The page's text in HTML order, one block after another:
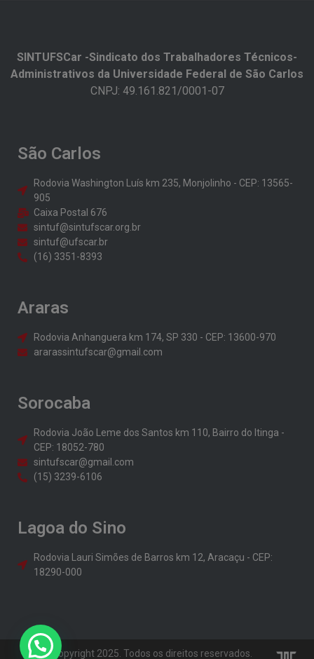
SINTUFSCar -Sindicato dos Trabalhadores Técnicos-
Administrativos da Universidade Federal de São Carlos​
CNPJ: 49.161.821/0001-07
São Carlos
Rodovia Washington Luís km 235, Monjolinho - CEP: 13565-
905
Caixa Postal 676
sintuf@sintufscar.org.br
sintuf@ufscar.br
(16) 3351-8393
Araras
Rodovia Anhanguera km 174, SP 330 - CEP: 13600-970
ararassintufscar@gmail.com
Sorocaba
Rodovia João Leme dos Santos km 110, Bairro do Itinga -
CEP: 18052-780
sintufscar@gmail.com
(15) 3239-6106
Lagoa do Sino
Rodovia Lauri Simões de Barros km 12, Aracaçu - CEP:
18290-000
© Copyright 2025. Todos os direitos reservados.